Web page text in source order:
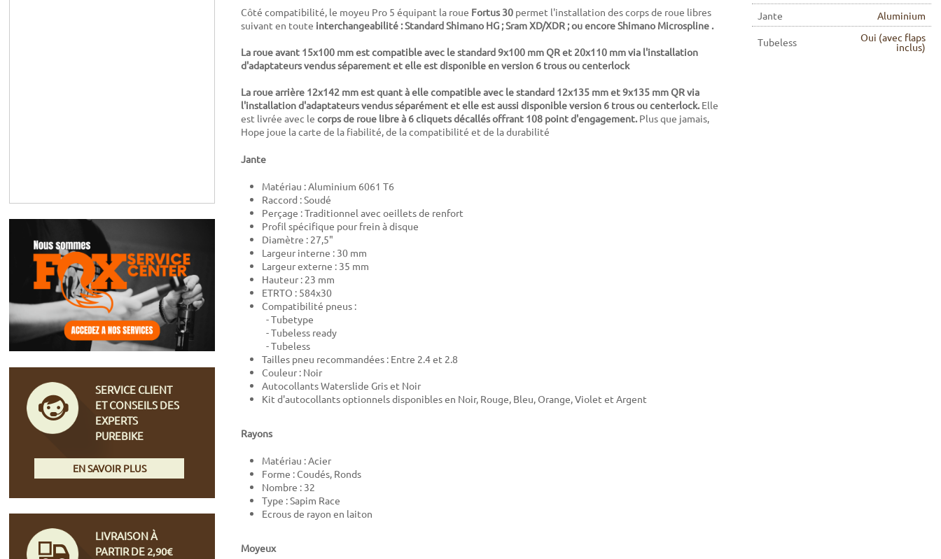
Côté compatibilité, le moyeu Pro 5 équipant la roue Fortus 30 permet l'installation des corps de roue libres
suivant en toute interchangeabilité : Standard Shimano HG ; Sram XD/XDR ; ou encore Shimano Microspline .
La roue avant 15x100 mm est compatible avec le standard 9x100 mm QR et 20x110 mm via l'installation
d'adaptateurs vendus séparement et elle est disponible en version 6 trous ou centerlock
La roue arrière 12x142 mm est quant à elle compatible avec le standard 12x135 mm et 9x135 mm QR via
l'installation d'adaptateurs vendus séparément et elle est aussi disponibleversion 6 trous ou centerlock. Elle
est livrée avec le corps de roue libre à 6 cliquets décallés offrant 108 point d'engagement. Plus que jamais,
Hope joue la carte de la fiabilité, de la compatibilité et de la durabilité
Jante
Matériau : Aluminium 6061 T6
Raccord : Soudé
Perçage : Traditionnel avec oeillets de renfort
Profil spécifique pour frein à disque
Diamètre : 27,5"
Largeur interne : 30 mm
Largeur externe : 35 mm
Hauteur : 23 mm
ETRTO : 584x30
Compatibilité pneus :
- Tubetype
- Tubeless ready
- Tubeless
Tailles pneu recommandées : Entre 2.4 et 2.8
Couleur : Noir
Autocollants Waterslide Gris et Noir
Kit d'autocollants optionnels disponibles en Noir, Rouge, Bleu, Orange, Violet et Argent
Rayons
Matériau : Acier
Forme : Coudés, Ronds
Nombre : 32
Type : Sapim Race
Ecrous de rayon en laiton
Moyeux
Jante
Aluminium
Tubeless Oui (avec flaps
inclus)
SERVICE CLIENT
ET CONSEILS DES
EXPERTS
PUREBIKE
EN SAVOIR PLUS
LIVRAISON À
PARTIR DE 2,90€